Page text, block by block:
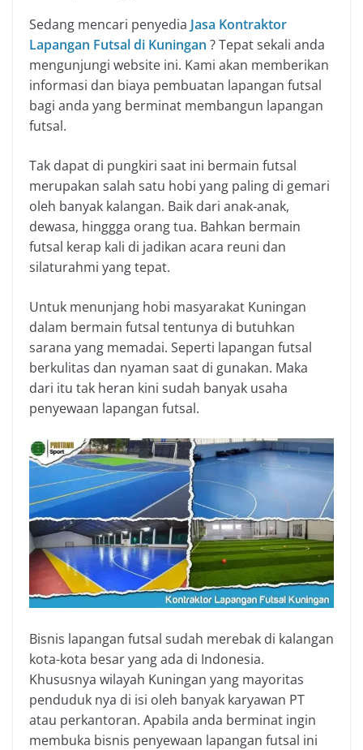
Sedang mencari penyedia Jasa Kontraktor
Lapangan Futsal di Kuningan ? Tepat sekali anda
mengunjungi website ini. Kami akan memberikan
informasi dan biaya pembuatan lapangan futsal
bagi anda yang berminat membangun lapangan
futsal.
Tak dapat di pungkiri saat ini bermain futsal
merupakan salah satu hobi yang paling di gemari
oleh banyak kalangan. Baik dari anak-anak,
dewasa, hinggga orang tua. Bahkan bermain
futsal kerap kali di jadikan acara reuni dan
silaturahmi yang tepat.
Untuk menunjang hobi masyarakat Kuningan
dalam bermain futsal tentunya di butuhkan
sarana yang memadai. Seperti lapangan futsal
berkulitas dan nyaman saat di gunakan. Maka
dari itu tak heran kini sudah banyak usaha
penyewaan lapangan futsal.
Bisnis lapangan futsal sudah merebak di kalangan
kota-kota besar yang ada di Indonesia.
Khususnya wilayah Kuningan yang mayoritas
penduduk nya di isi oleh banyak karyawan PT
atau perkantoran. Apabila anda berminat ingin
membuka bisnis penyewaan lapangan futsal ini